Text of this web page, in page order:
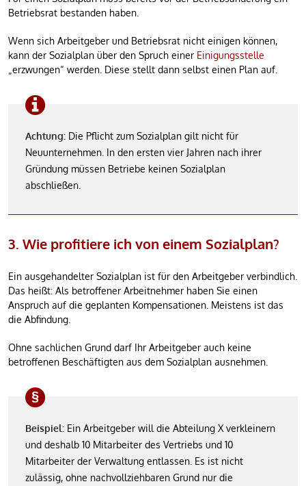
Betriebsrat bestanden haben.
Wenn sich Arbeitgeber und Betriebsrat nicht einigen können,
kann der Sozialplan über den Spruch einer Einigungsstelle
„erzwungen“ werden. Diese stellt dann selbst einen Plan auf.
Achtung: Die Pflicht zum Sozialplan gilt nicht für
Neuunternehmen. In den ersten vier Jahren nach ihrer
Gründung müssen Betriebe keinen Sozialplan
abschließen.
3. Wie profitiere ich von einem Sozialplan?
Ein ausgehandelter Sozialplan ist für den Arbeitgeber verbindlich.
Das heißt: Als betroffener Arbeitnehmer haben Sie einen
Anspruch auf die geplanten Kompensationen. Meistens ist das
die Abfindung.
Ohne sachlichen Grund darf Ihr Arbeitgeber auch keine
betroffenen Beschäftigten aus dem Sozialplan ausnehmen.
Beispiel: Ein Arbeitgeber will die Abteilung X verkleinern
und deshalb 10 Mitarbeiter des Vertriebs und 10
Mitarbeiter der Verwaltung entlassen. Es ist nicht
zulässig, ohne nachvollziehbaren Grund nur die